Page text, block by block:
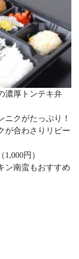
濃厚トンテキ弁
クがたっぷり！
が合わさりリピー
円）
ン南蛮もおすすめ